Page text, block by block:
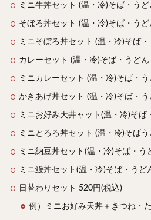
ミニ牛丼セット (温・冷)そば・う
そぼろ丼セット (温・冷)そば・う
ミニそぼろ丼セット (温・冷)そば
カレーセット (温・冷)そば・うど
ミニカレーセット (温・冷)そば・
かきあげ丼セット (温・冷)そば・
ミニお好み天井ャット(温・冷)そば
ミニとろろ丼セット (温・冷)そば
ミニ納豆丼セット(温・冷)そば・う
ミニ鰻丼セット(温・冷)そば・うど
日替わりセット 520円(税込)
例）ミニお好み天丼＋きつね・